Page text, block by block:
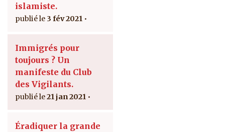
islamiste.
3 fév 2021
Immigrés pour
toujours ? Un
manifeste du Club
des Vigilants.
21 jan 2021
Éradiquer la grande